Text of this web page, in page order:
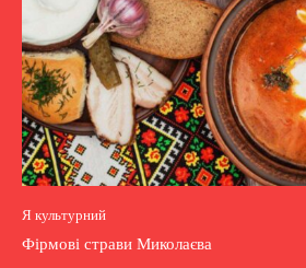
Я культурний
Фірмові страви Миколаєва